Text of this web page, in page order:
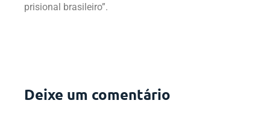
prisional brasileiro”.
Deixe um comentário